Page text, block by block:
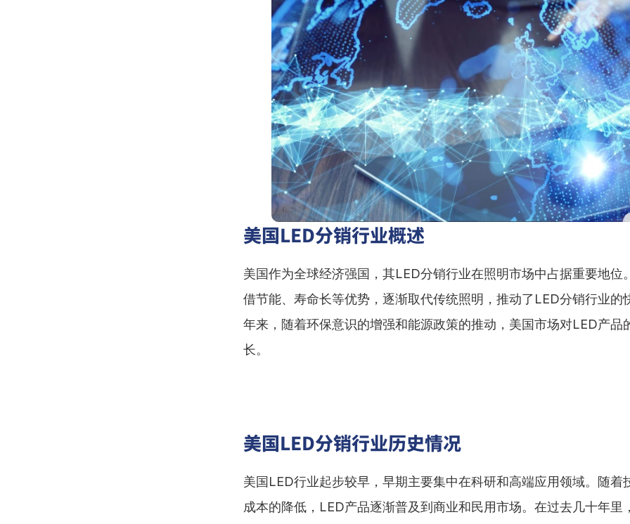
美国LED分销行业概述
美国作为全球经济强国，其LED分销行业在照明市场中占据重要地位
借节能、寿命长等优势，逐渐取代传统照明，推动了LED分销行业的
年来，随着环保意识的增强和能源政策的推动，美国市场对LED产品
长。
美国LED分销行业历史情况
美国LED行业起步较早，早期主要集中在科研和高端应用领域。随着
成本的降低，LED产品逐渐普及到商业和民用市场。在过去几十年里